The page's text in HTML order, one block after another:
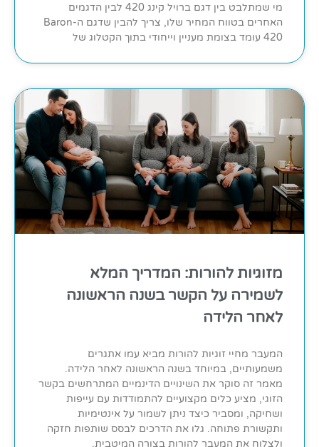
מי שמתלבט בין דגם ברויל קינג 420 לבין הדגמים
האחרים בטווח המחיר שלו, צריך להבין שדגם ה-Baron
420 עומד בצומת מעניין וייחודי בתוך הקטלוג של
מזוגיות להורות: המדריך המלא
לשמירה על הקשר בשנה הראשונה
לאחר הלידה
המעבר מחיי זוגיות להורות מביא עמו אתגרים
משמעותיים, במיוחד בשנה הראשונה לאחר הלידה.
מאמר זה סוקר את השינויים הדינמיים המתרחשים בקשר
הזוגי, מציע כלים מקצועיים להתמודדות עם עייפות
ושחיקה, ומסביר כיצד ניתן לשמור על אינטימיות
ותקשורת פתוחה. גלו את הדרכים לבסס שותפות חזקה
ולצלוח את המעבר להורות בצורה המיטבית.